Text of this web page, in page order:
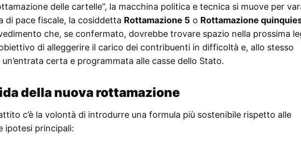
delle cartelle”, la macchina politica e tecnica si muove per
di pace fiscale, la cosiddetta Rottamazione 5 o Rottamazione
che, se confermato, dovrebbe trovare spazio nella prossima
di alleggerire il carico dei contribuenti in difficoltà e, allo stesso
certa e programmata alle casse dello Stato.
della nuova rottamazione
c’è la volontà di introdurre una formula più sostenibile rispetto alle
ipotesi principali: